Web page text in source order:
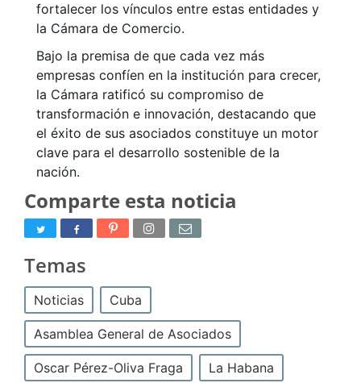
fortalecer los vínculos entre estas entidades y
la Cámara de Comercio.
Bajo la premisa de que cada vez más
empresas confíen en la institución para crecer,
la Cámara ratificó su compromiso de
transformación e innovación, destacando que
el éxito de sus asociados constituye un motor
clave para el desarrollo sostenible de la
nación.
Comparte esta noticia
Temas
Noticias Cuba
Asamblea General de Asociados
Oscar Pérez-Oliva Fraga La Habana